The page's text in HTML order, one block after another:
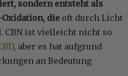
sondern entsteht als
die oft durch Licht
CBN ist vielleicht nicht so
, aber es hat aufgrund
an Bedeutung